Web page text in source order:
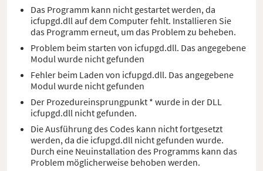
Das Programm kann nicht gestartet werden, da
icfupgd.dll auf dem Computer fehlt. Installieren Sie
das Programm erneut, um das Problem zu beheben.
Problem beim starten von icfupgd.dll. Das angegebene
Modul wurde nicht gefunden
Fehler beim Laden von icfupgd.dll. Das angegebene
Modul wurde nicht gefunden
Der Prozedureinsprungpunkt * wurde in der DLL
icfupgd.dll nicht gefunden.
Die Ausführung des Codes kann nicht fortgesetzt
werden, da die icfupgd.dll nicht gefunden wurde.
Durch eine Neuinstallation des Programms kann das
Problem möglicherweise behoben werden.